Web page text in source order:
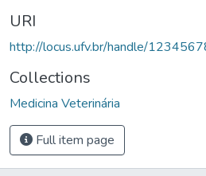
URI
http://locus.ufv.br/handle/
Collections
Medicina Veterinária
Full item page